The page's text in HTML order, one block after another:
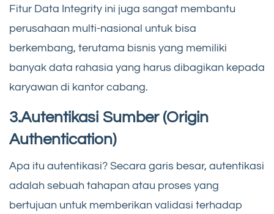
Fitur Data Integrity ini juga sangat membantu
perusahaan multi-nasional untuk bisa
berkembang, terutama bisnis yang memiliki
banyak data rahasia yang harus dibagikan kepada
karyawan di kantor cabang.
3.Autentikasi Sumber (Origin
Authentication)
Apa itu autentikasi? Secara garis besar, autentikasi
adalah sebuah tahapan atau proses yang
bertujuan untuk memberikan validasi terhadap